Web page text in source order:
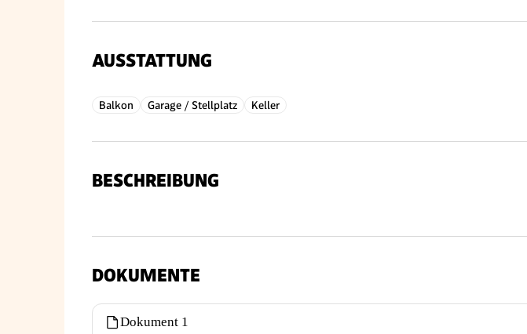
AUSSTATTUNG
Balkon Garage / Stellplatz Keller
BESCHREIBUNG
DOKUMENTE
Dokument 1